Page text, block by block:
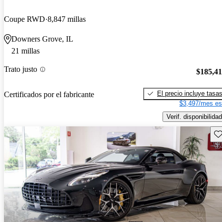
Coupe RWD 8,847 millas
Downers Grove, IL
21 millas
Trato justo
Certificados por el fabricante
El precio incluye tasas
$3,497/mes
Verif. disponibilidad